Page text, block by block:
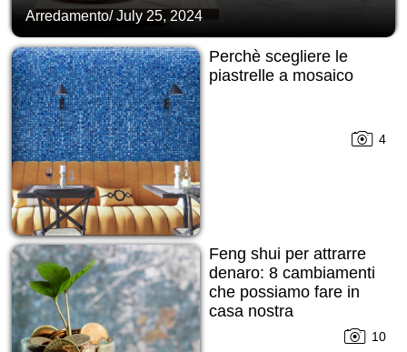
Arredamento/July 25, 2024
Perchè scegliere le
piastrelle a mosaico
4
Feng shui per attrarre
denaro: 8 cambiamenti
che possiamo fare in
casa nostra
10